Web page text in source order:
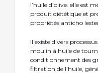
l’huile d’olive. elle est
produit diététique et
propriétés anticho
Il existe divers
moulin à huile de
conditionnement des
filtration de l’huile,